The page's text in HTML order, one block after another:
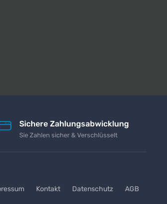
Sichere Zahlungsabwicklung
Sie Zahlen sicher & Verschlüsselt
Kontakt Datenschutz AGB